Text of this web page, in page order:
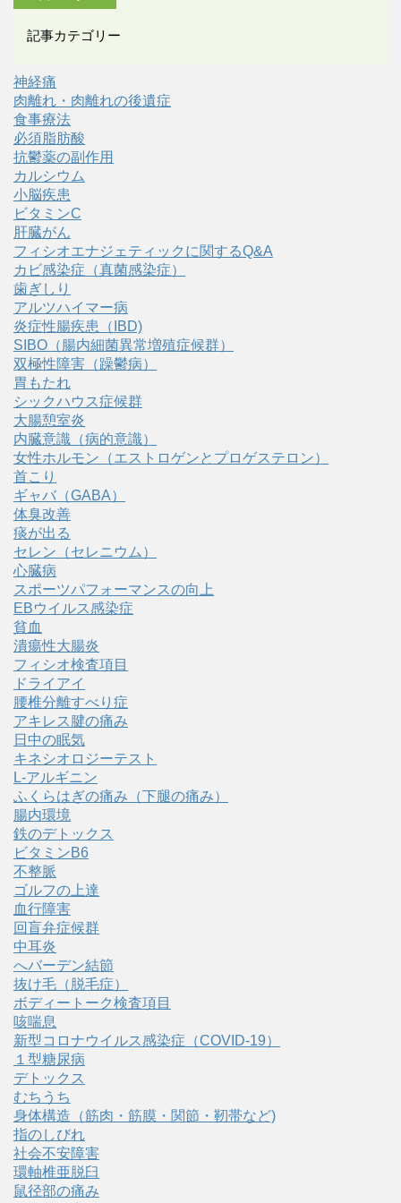
記事カテゴリー
神経痛
肉離れ・肉離れの後遺症
食事療法
必須脂肪酸
抗鬱薬の副作用
カルシウム
小脳疾患
ビタミンC
肝臓がん
フィシオエナジェティックに関するQ&A
カビ感染症（真菌感染症）
歯ぎしり
アルツハイマー病
炎症性腸疾患（IBD)
SIBO（腸内細菌異常増殖症候群）
双極性障害（躁鬱病）
胃もたれ
シックハウス症候群
大腸憩室炎
内臓意識（病的意識）
女性ホルモン（エストロゲンとプロゲステロン）
首こり
ギャバ（GABA）
体臭改善
痰が出る
セレン（セレニウム）
心臓病
スポーツパフォーマンスの向上
EBウイルス感染症
貧血
潰瘍性大腸炎
フィシオ検査項目
ドライアイ
腰椎分離すべり症
アキレス腱の痛み
日中の眠気
キネシオロジーテスト
L-アルギニン
ふくらはぎの痛み（下腿の痛み）
腸内環境
鉄のデトックス
ビタミンB6
不整脈
ゴルフの上達
血行障害
回盲弁症候群
中耳炎
へバーデン結節
抜け毛（脱毛症）
ボディートーク検査項目
咳喘息
新型コロナウイルス感染症（COVID‑19）
１型糖尿病
デトックス
むちうち
身体構造（筋肉・筋膜・関節・靭帯など)
指のしびれ
社会不安障害
環軸椎亜脱臼
鼠径部の痛み